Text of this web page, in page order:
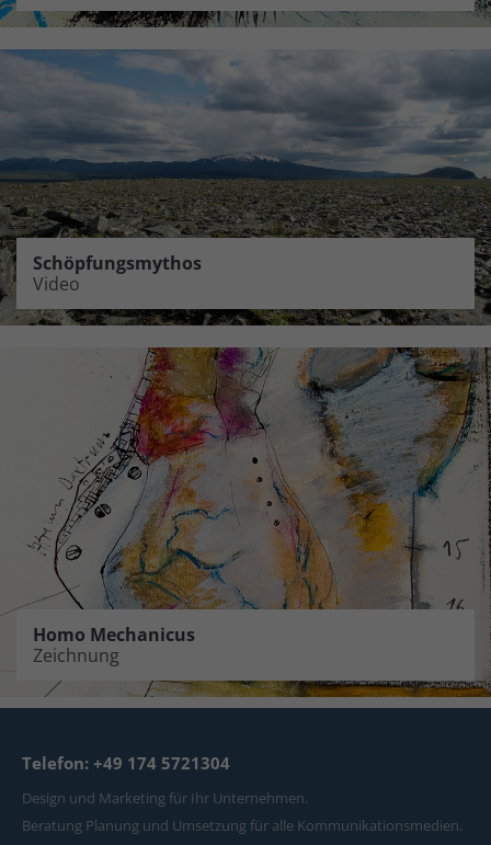
Schöpfungsmythos
Video
Homo Mechanicus
Zeichnung
Telefon: +49 174 5721304
Design und Marketing für Ihr Unternehmen.
Beratung Planung und Umsetzung für alle Kommunikationsmedien.